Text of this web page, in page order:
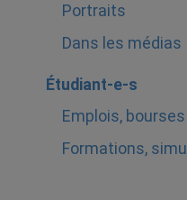
Portraits
Dans les médias
Étudiant-e-s
Emplois,
Formations,